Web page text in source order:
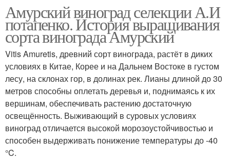
Амурский виноград селекции А.И
потапенко. История выращивания
сорта винограда Амурский
Vitis Amuretis, древний сорт винограда, растёт в диких
условиях в Китае, Корее и на Дальнем Востоке в густом
лесу, на склонах гор, в долинах рек. Лианы длиной до 30
метров способны оплетать деревья и, поднимаясь к их
вершинам, обеспечивать растению достаточную
освещённость. Выживающий в суровых условиях
виноград отличается высокой морозоустойчивостью и
способен выдерживать понижение температуры до -40
°C.